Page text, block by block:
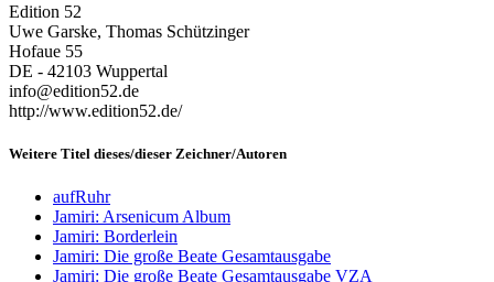
Edition 52
Uwe Garske, Thomas Schützinger
Hofaue 55
DE - 42103 Wuppertal
info@edition52.de
http://www.edition52.de/
Weitere Titel dieses/dieser Zeichner/Autoren
aufRuhr
Jamiri: Arsenicum Album
Jamiri: Borderlein
Jamiri: Die große Beate Gesamtausgabe
Jamiri: Die große Beate Gesamtausgabe VZA